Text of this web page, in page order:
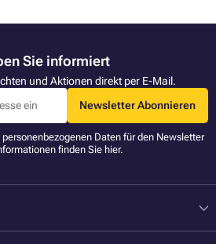
Sie informiert
und Aktionen direkt per E-Mail.
Newsletter Abonnieren
Daten für den Newsletter
finden Sie hier.